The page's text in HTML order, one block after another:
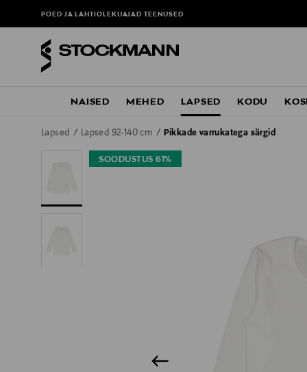
POED JA LAHTIOLEKUAJADTEENUSED
NAISED MEHED LAPSED KODU
Lapsed Lapsed 92-140 cm Pikkade varrukatega särgid
SOODUSTUS 61%